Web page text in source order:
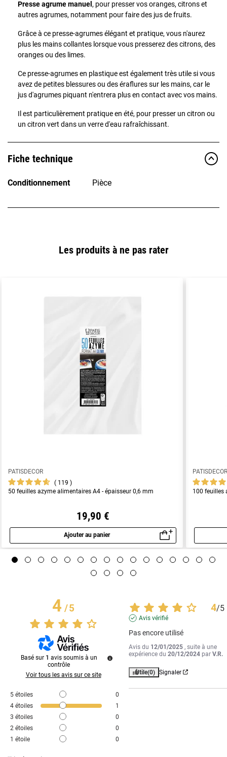
Presse agrume manuel , pour presser vos oranges, citrons et
autres agrumes, notamment pour faire des jus de fruits.
Grâce à ce presse-agrumes élégant et pratique, vous n'aurez
plus les mains collantes lorsque vous presserez des citrons, des
oranges ou des limes.
Ce presse-agrumes en plastique est également très utile si vous
avez de petites blessures ou des éraflures sur les mains, car le
jus d'agrumes piquant n'entrera plus en contact avec vos mains.
Il est particulièrement pratique en été, pour presser un citron ou
un citron vert dans un verre d'eau rafraîchissant.
Fiche technique
Conditionnement Pièce
Les produits à ne pas rater
PATISDECOR
119
50 feuilles azyme alimentaires A4 - épaisseur 0,6 mm
19,90 €
Ajouter au panier
Aperçu rapide
100 feuilles
4/5
Basé sur 1 avis soumis à un
contrôle
Voir tous les avis sur ce site
5 étoiles
0
4 étoiles
1
3 étoiles
0
2 étoiles
0
1 étoile 0
4/5
Avis vérifié
Pas encore utilisé
Avis du 12/01/2025 , suite à une
expérience du20/12/2024 parV.R.
Utile(0) Signaler